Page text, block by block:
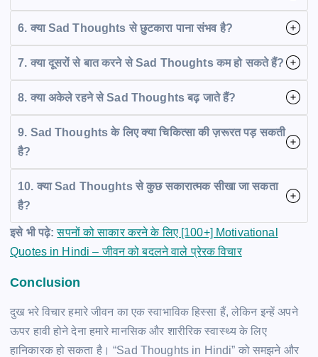
6. क्या Sad Thoughts से छुटकारा पाना संभव है?
7. क्या दूसरों से बात करने से Sad Thoughts कम हो सकते हैं?
8. क्या अकेले रहने से Sad Thoughts बढ़ जाते हैं?
9. Sad Thoughts के लिए क्या चिकित्सा की ज़रूरत पड़ सकती
है?
10. क्या Sad Thoughts से कुछ सकारात्मक सीखा जा सकता
है?
इसे भी पढ़े: सपनों को साकार करने के लिए [100+] Motivational
Quotes in Hindi – जीवन को बदलने वाले प्रेरक विचार
Conclusion
दुख भरे विचार हमारे जीवन का एक स्वाभाविक हिस्सा हैं, लेकिन इन्हें अपने
ऊपर हावी होने देना हमारे मानसिक और शारीरिक स्वास्थ्य के लिए
हानिकारक हो सकता है। “Sad Thoughts in Hindi” को समझने और